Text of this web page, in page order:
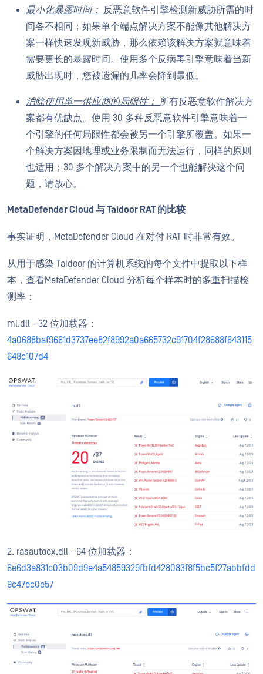
最小化暴露时间：
反恶意软件引擎检测新威胁所需的时
间各不相同；如果单个端点解决方案不能像其他解决方
案一样快速发现新威胁，那么依赖该解决方案就意味着
需要更长的暴露时间。使用多个反病毒引擎意味着当新
威胁出现时，您被遗漏的几率会降到最低。
消除使用单一供应商的局限性： 所有反恶意软件解决方
案都有优缺点。使用 30 多种反恶意软件引擎意味着一
个引擎的任何局限性都会被另一个引擎所覆盖。如果一
个解决方案因地理或业务限制而无法运行，同样的原则
也适用；30 多个解决方案中的另一个也能解决这个问
题，请放心。
MetaDefender Cloud 与 Taidoor RAT 的比较
事实证明，MetaDefender Cloud 在对付 RAT 时非常有效。
从用于感染 Taidoor 的计算机系统的每个文件中提取以下样
本，查看MetaDefender Cloud 分析每个样本时的多重扫描检
测率：
ml.dll - 32 位加载器：
4a0688baf9661d3737ee82f8992a0a665732c91704f28688f643115
648c107d4
2. rasautoex.dll - 64 位加载器：
6e6d3a831c03b09d9e4a54859329fbfd428083f8f5bc5f27abbfdd
9c47ec0e57